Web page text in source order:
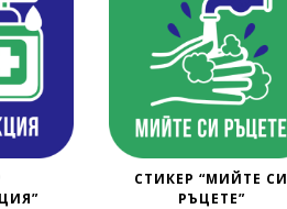
СТИКЕР “МИЙТЕ СИ
РЪЦЕТЕ”